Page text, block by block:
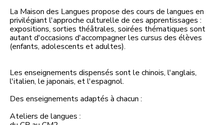
La Maison des Langues propose des cours de langues en
privilégiant l'approche culturelle de ces apprentissages :
expositions, sorties théâtrales, soirées thématiques sont
autant d'occasions d'accompagner les cursus des élèves
(enfants, adolescents et adultes).
Les enseignements dispensés sont le chinois, l'anglais,
l'italien, le japonais, et l'espagnol.
Des enseignements adaptés à chacun :
Ateliers de langues :